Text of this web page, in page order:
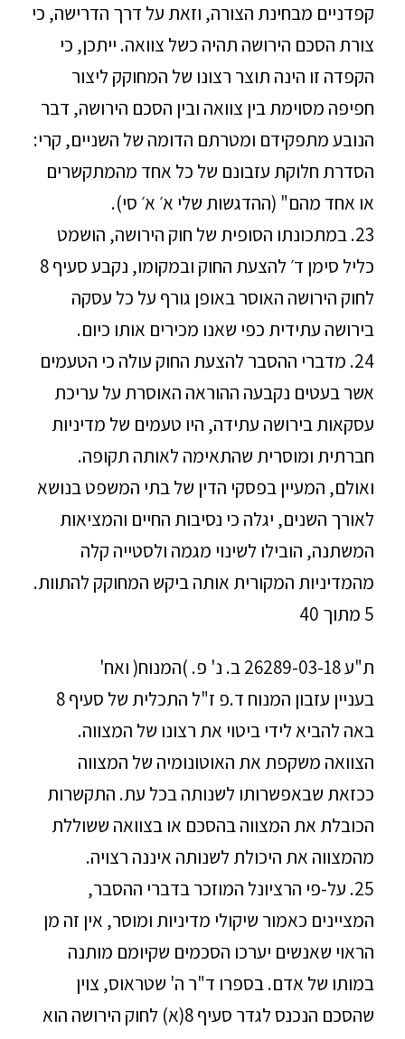
קפדניים מבחינת הצורה, וזאת על דרך הדרישה, כי
צורת הסכם הירושה תהיה כשל צוואה. ייתכן, כי
הקפדה זו הינה תוצר רצונו של המחוקק ליצור
חפיפה מסוימת בין צוואה ובין הסכם הירושה, דבר
הנובע מתפקידם ומטרתם הדומה של השניים, קרי:
הסדרת חלוקת עזבונם של כל אחד מהמתקשרים
או אחד מהם" (ההדגשות שלי א׳ א׳ סי).
23. במתכונתו הסופית של חוק הירושה, הושמט
כליל סימן ד׳ להצעת החוק ובמקומו, נקבע סעיף 8
לחוק הירושה האוסר באופן גורף על כל עסקה
בירושה עתידית כפי שאנו מכירים אותו כיום.
24. מדברי ההסבר להצעת החוק עולה כי הטעמים
אשר בעטים נקבעה ההוראה האוסרת על עריכת
עסקאות בירושה עתידה, היו טעמים של מדיניות
חברתית ומוסרית שהתאימה לאותה תקופה.
ואולם, המעיין בפסקי הדין של בתי המשפט בנושא
לאורך השנים, יגלה כי נסיבות החיים והמציאות
המשתנה, הובילו לשינוי מגמה ולסטייה קלה
מהמדיניות המקורית אותה ביקש המחוקק להתוות.
5 מתוך 40
ת"ע 26289-03-18 ב. נ' פ. )המנוח( ואח'
בעניין עזבון המנוח ד.פ ז"ל התכלית של סעיף 8
באה להביא לידי ביטוי את רצונו של המצווה.
הצוואה משקפת את האוטונומיה של המצווה
ככזאת שבאפשרותו לשנותה בכל עת. התקשרות
הכובלת את המצווה בהסכם או בצוואה ששוללת
מהמצווה את היכולת לשנותה איננה רצויה.
25. על-פי הרציונל המוזכר בדברי ההסבר,
המציינים כאמור שיקולי מדיניות ומוסר, אין זה מן
הראוי שאנשים יערכו הסכמים שקיומם מותנה
במותו של אדם. בספרו ד"ר ה' שטראוס, צוין
שהסכם הנכנס לגדר סעיף 8(א) לחוק הירושה הוא